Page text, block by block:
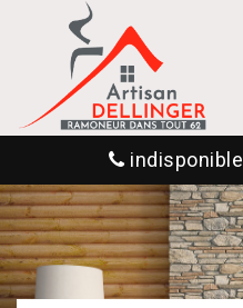
indisponible